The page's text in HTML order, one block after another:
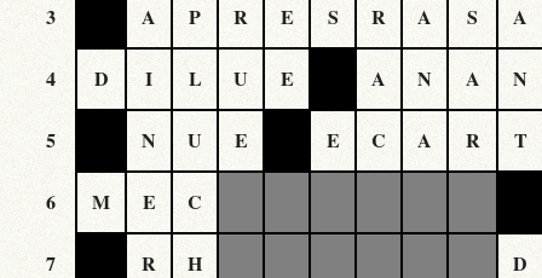
3 A P R E S R A S A
4 D I L U E A N A N
5 N U E E C A R T
6 M E C
7 R H D